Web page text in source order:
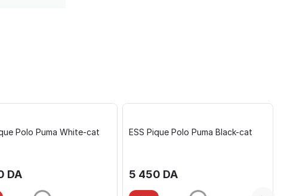
Polo Puma White-cat
DA
ESS Pique Polo Puma Black-cat
5 450 DA